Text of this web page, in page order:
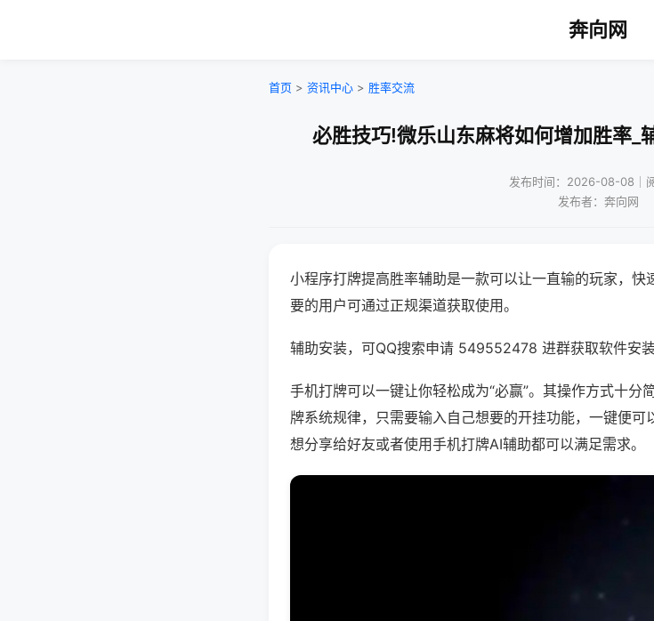
奔向网
首页 > 资讯中心 > 胜率交流
必胜技巧!微乐山东麻将如何增加胜率_
发布时间：2026-08-08｜
发布者：奔向网
小程序打牌提高胜率辅助是一款可以让一直输的玩家，快
要的用户可通过正规渠道获取使用。
辅助安装，可QQ搜索申请 549552478 进群获取软件安
手机打牌可以一键让你轻松成为“必赢”。其操作方式十分
牌系统规律，只需要输入自己想要的开挂功能，一键便
想分享给好友或者使用手机打牌AI辅助都可以满足需求。